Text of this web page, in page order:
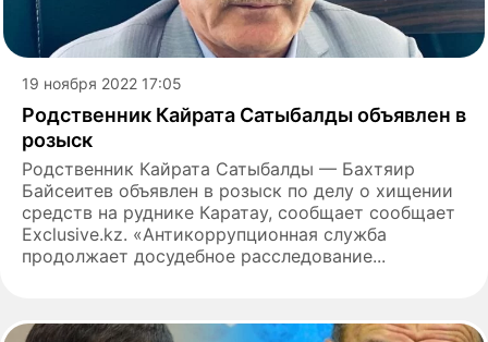
19 ноября 2022 17:05
Родственник Кайрата Сатыбалды объявлен в
розыск
Родственник Кайрата Сатыбалды — Бахтяир
Байсеитев объявлен в розыск по делу о хищении
средств на руднике Каратау, сообщает сообщает
Exclusive.kz. «Антикоррупционная служба
продолжает досудебное расследование...